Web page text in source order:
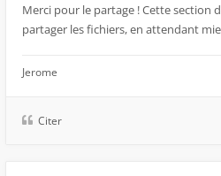
Merci pour le partage ! Cette section
partager les fichiers, en attendant
Jerome
Citer